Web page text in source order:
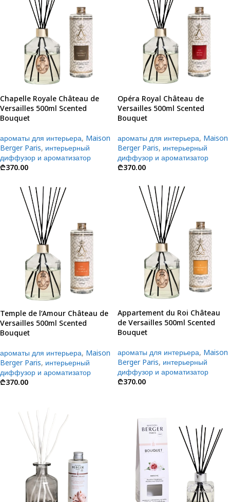
Chapelle Royale Château de
Versailles 500ml Scented
Bouquet
ароматы для интерьера, Maison
Berger Paris, интерьерный
диффузор и ароматизатор
₾370.00
Opéra Royal Château de
Versailles 500ml Scented
Bouquet
ароматы для интерьера, Maison
Berger Paris, интерьерный
диффузор и ароматизатор
₾370.00
Temple de l’Amour Château de
Versailles 500ml Scented
Bouquet
ароматы для интерьера, Maison
Berger Paris, интерьерный
диффузор и ароматизатор
₾370.00
Appartement du Roi Château
de Versailles 500ml Scented
Bouquet
ароматы для интерьера, Maison
Berger Paris, интерьерный
диффузор и ароматизатор
₾370.00